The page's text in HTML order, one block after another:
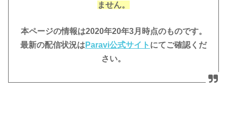
ません。
本ページの情報は2020年20年3月時点のものです。
最新の配信状況は Paravi公式サイト にてご確認くだ
さい。